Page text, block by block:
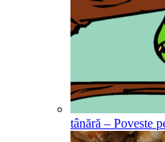
tânără – Poveste